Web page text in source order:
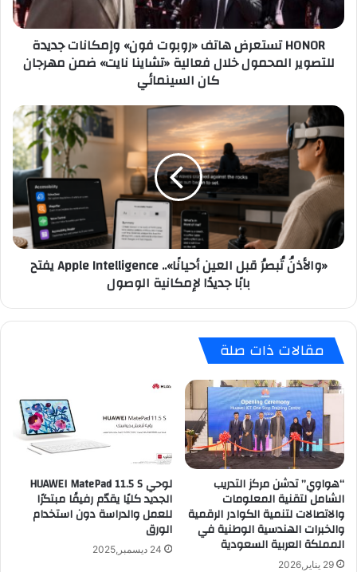
للتصوير
المحمول
فعالية
ضمن
مهرجان
السينمائي
HONOR تستعرض هاتف «روبوت فون» وإمكانات جديدة
للتصوير المحمول خلال فعالية «تشاينا نايت» ضمن مهرجان
كان السينمائي
«والأذنُ
تُبصرُ
العين
أحيانًا»..
Apple
Intelligence
يفتح
بابًا
جديدًا
«والأذنُ تُبصرُ قبل العين أحيانًا».. Apple Intelligence يفتح
بابًا جديدًا لإمكانية الوصول
مقالات ذات صلة
“هواوي” تدشن مركز التدريب
الشامل لتقنية المعلومات
والاتصالات لتنمية الكوادر الرقمية
والخبرات الهندسية الوطنية في
المملكة العربية السعودية
29 يناير,2026
لوحي HUAWEI MatePad 11.5 S
الجديد كليًا يقدّم رفيقًا مبتكرًا
للعمل والدراسة دون استخدام
الورق
24 ديسمبر,2025